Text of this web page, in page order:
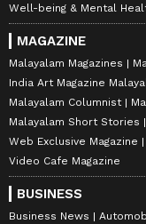
Well-being & Mental
MAGAZINE
Malayalam Magazines
India Art Magazine
Malayalam Columnist
Malayalam Short Stories
Web Exclusive Magazine
Video Cafe Magazine
BUSINESS
Business News